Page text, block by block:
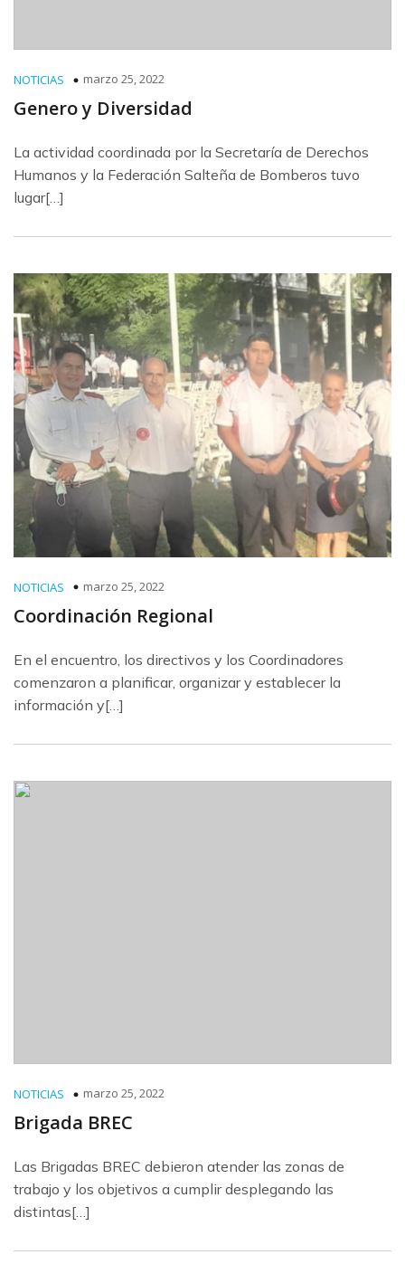
NOTICIAS marzo 25, 2022
Genero y Diversidad
La actividad coordinada por la Secretaría de Derechos
Humanos y la Federación Salteña de Bomberos tuvo
lugar[…]
NOTICIAS marzo 25, 2022
Coordinación Regional
En el encuentro, los directivos y los Coordinadores
comenzaron a planificar, organizar y establecer la
información y[…]
NOTICIAS marzo 25, 2022
Brigada BREC
Las Brigadas BREC debieron atender las zonas de
trabajo y los objetivos a cumplir desplegando las
distintas[…]